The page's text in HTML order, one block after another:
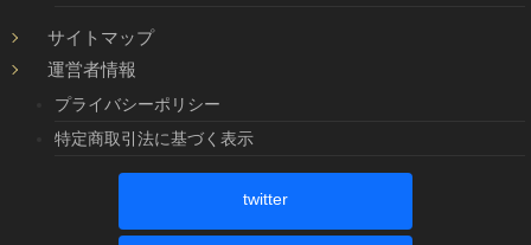
サイトマップ
運営者情報
プライバシーポリシー
特定商取引法に基づく表示
twitter